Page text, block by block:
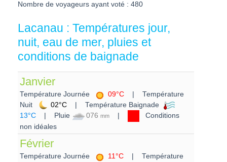
Nombre de voyageurs ayant voté : 480
Lacanau : Températures jour,
nuit, eau de mer, pluies et
conditions de baignade
Janvier
Température Journée 09°C | Température
Nuit
02°C | Température Baignade
13°C | Pluie 076 mm
Conditions
non idéales
Février
Température Journée 11°C | Température